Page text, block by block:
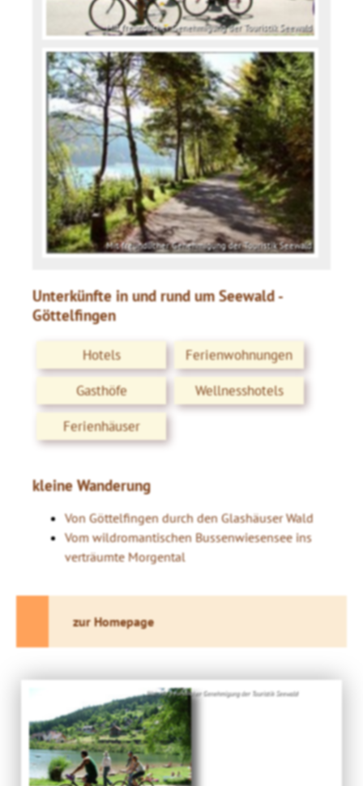
Mit freundlicher Genehmigung der Touristik Seewald
Mit freundlicher Genehmigung der Touristik Seewald
Unterkünfte in und rund um Seewald -
Göttelfingen
Hotels
Ferienwohnungen
Gasthöfe
Wellnesshotels
Ferienhäuser
kleine Wanderung
Von Göttelfingen durch den Glashäuser Wald
Vom wildromantischen Bussenwiesensee ins
verträumte Morgental
zur Homepage
Bild: Mit freundlicher Genehmigung der Touristik Seewald